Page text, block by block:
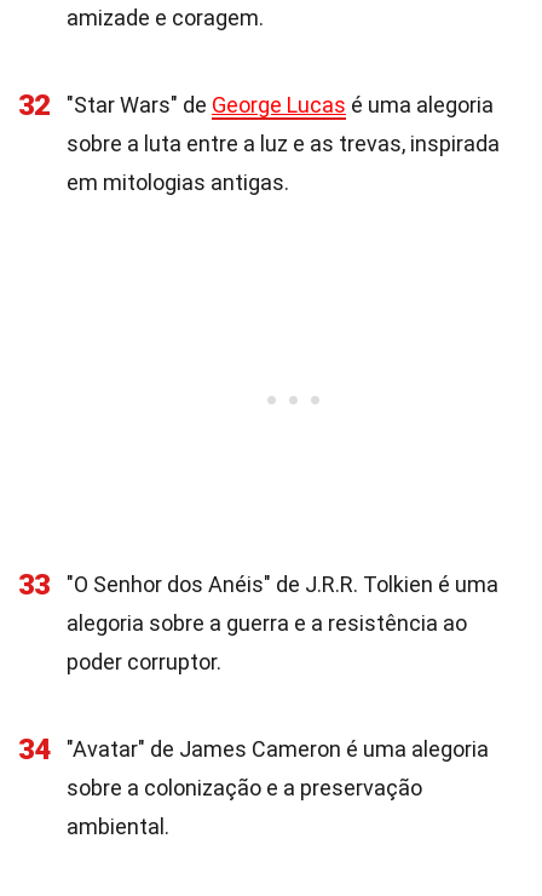
amizade e coragem.
32 "Star Wars" de George Lucas é uma alegoria
sobre a luta entre a luz e as trevas, inspirada
em mitologias antigas.
33
"O Senhor dos Anéis" de J.R.R. Tolkien é uma
alegoria sobre a guerra e a resistência ao
poder corruptor.
34
"Avatar" de James Cameron é uma alegoria
sobre a colonização e a preservação
ambiental.